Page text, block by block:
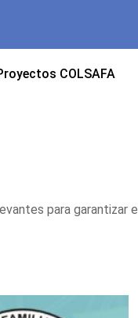
COLSAFA
para garantizar el